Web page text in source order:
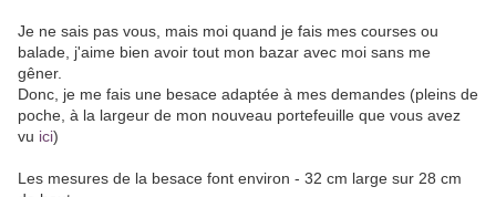
Je ne sais pas vous, mais moi quand je fais mes courses ou
balade, j'aime bien avoir tout mon bazar avec moi sans me
gêner.
Donc, je me fais une besace adaptée à mes demandes (pleins de
poche, à la largeur de mon nouveau portefeuille que vous avez
vu ici)
Les mesures de la besace font environ - 32 cm large sur 28 cm